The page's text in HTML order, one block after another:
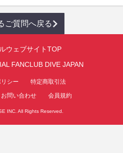
ご質問へ戻る
ウェブサイトTOP
FANCLUB DIVE JAPAN
シー
特定商取引法
問い合わせ
会員規約
INC. All Rights Reserved.